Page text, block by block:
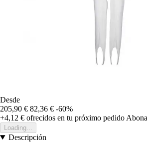
Desde
205,90 € 82,36 € -60%
+4,12 € ofrecidos en tu próximo pedido
Loading...
Descripción